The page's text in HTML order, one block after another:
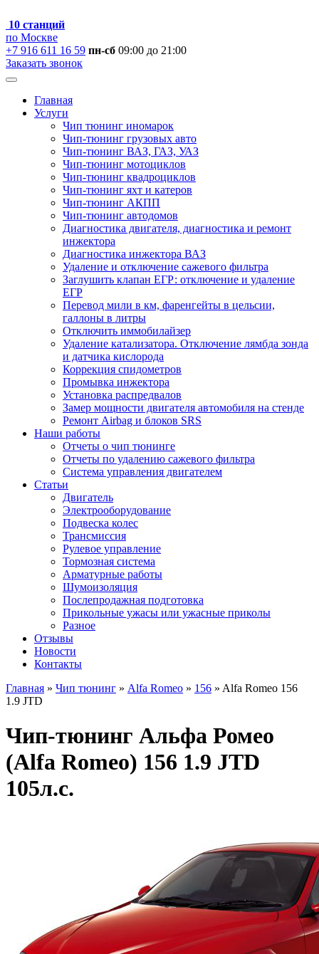
10 станций
по Москве
+7 916 611 16 59 пн-сб 09:00 до 21:00
Заказать звонок
Главная
Услуги
Чип тюнинг иномарок
Чип-тюнинг грузовых авто
Чип-тюнинг ВАЗ, ГАЗ, УАЗ
Чип-тюнинг мотоциклов
Чип-тюнинг квадроциклов
Чип-тюнинг яхт и катеров
Чип-тюнинг АКПП
Чип-тюнинг автодомов
Диагностика двигателя, диагностика и ремонт
инжектора
Диагностика инжектора ВАЗ
Удаление и отключение сажевого фильтра
Заглушить клапан ЕГР: отключение и удаление
ЕГР
Перевод мили в км, фаренгейты в цельсии,
галлоны в литры
Отключить иммобилайзер
Удаление катализатора. Отключение лямбда зонда
и датчика кислорода
Коррекция спидометров
Промывка инжектора
Установка распредвалов
Замер мощности двигателя автомобиля на стенде
Ремонт Airbag и блоков SRS
Наши работы
Отчеты о чип тюнинге
Отчеты по удалению сажевого фильтра
Система управления двигателем
Статьи
Двигатель
Электрооборудование
Подвеска колес
Трансмиссия
Рулевое управление
Тормозная система
Арматурные работы
Шумоизоляция
Послепродажная подготовка
Прикольные ужасы или ужасные приколы
Разное
Отзывы
Новости
Контакты
Главная » Чип тюнинг » Alfa Romeo » 156 » Alfa Romeo 156
1.9 JTD
Чип-тюнинг Альфа Ромео
(Alfa Romeo) 156 1.9 JTD
105л.с.